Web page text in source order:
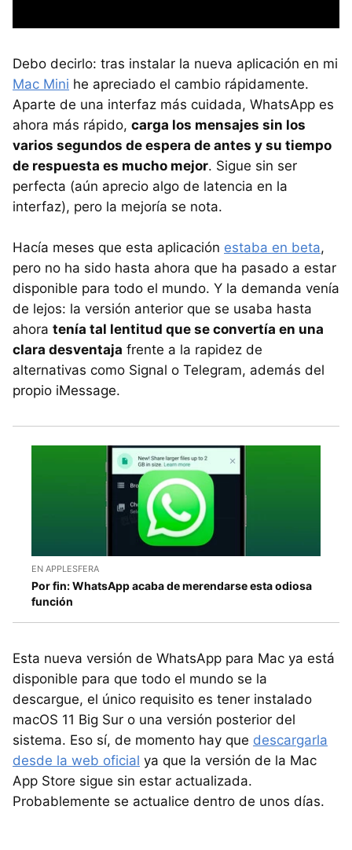
Debo decirlo: tras instalar la nueva aplicación en mi
Mac Mini he apreciado el cambio rápidamente.
Aparte de una interfaz más cuidada, WhatsApp es
ahora más rápido, carga los mensajes sin los
varios segundos de espera de antes y su tiempo
de respuesta es mucho mejor. Sigue sin ser
perfecta (aún aprecio algo de latencia en la
interfaz), pero la mejoría se nota.
Hacía meses que esta aplicación estaba en beta,
pero no ha sido hasta ahora que ha pasado a estar
disponible para todo el mundo. Y la demanda venía
de lejos: la versión anterior que se usaba hasta
ahora tenía tal lentitud que se convertía en una
clara desventaja frente a la rapidez de
alternativas como Signal o Telegram, además del
propio iMessage.
EN APPLESFERA
Por fin: WhatsApp acaba de merendarse esta odiosa
función
Esta nueva versión de WhatsApp para Mac ya está
disponible para que todo el mundo se la
descargue, el único requisito es tener instalado
macOS 11 Big Sur o una versión posterior del
sistema. Eso sí, de momento hay que descargarla
desde la web oficial ya que la versión de la Mac
App Store sigue sin estar actualizada.
Probablemente se actualice dentro de unos días.